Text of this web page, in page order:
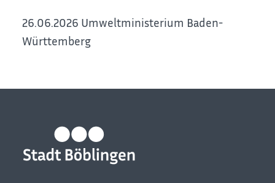
26.06.2026 Umweltministerium Baden-
Württemberg